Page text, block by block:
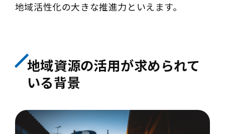
地域活性化の大きな推進力といえます。
地域資源の活用が求められて
いる背景